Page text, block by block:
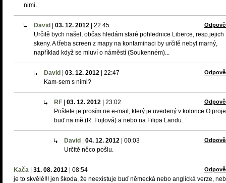
nimi.
David 03. 12. 2012 22:45
Určitě bych našel, občas hledám staré pohlednice Liberce, resp.jejich
skeny. A třeba screen z mapy na kontaminaci by určitě nebyl marný,
například když se mluví o náměstí (Soukenném)...
David 03. 12. 2012 22:47
Kam-sem s nimi?
RF 03. 12. 2012 23:02
Pošlete je prosím ne e-mail, který je uvedený v kolonce O
buď na mě (R. Fojtová) a nebo na Filipa Landu.
David 04. 12. 2012 00:03
Určitě něco pošlu.
Kača 31. 08. 2012 08:54
je to skvělé!!! jen škoda, že neexistuje buď německá nebo anglická verze,